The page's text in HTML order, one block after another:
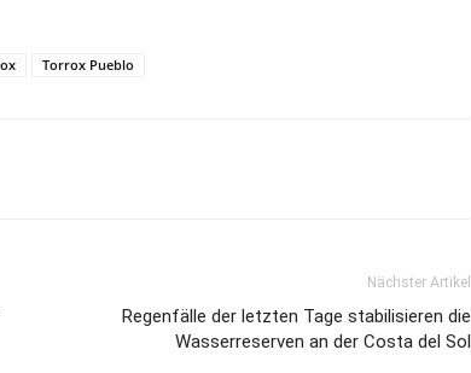
Torrox Pueblo
Nächster Artikel
Regenfälle der letzten Tage stabilisieren die
Wasserreserven an der Costa del Sol